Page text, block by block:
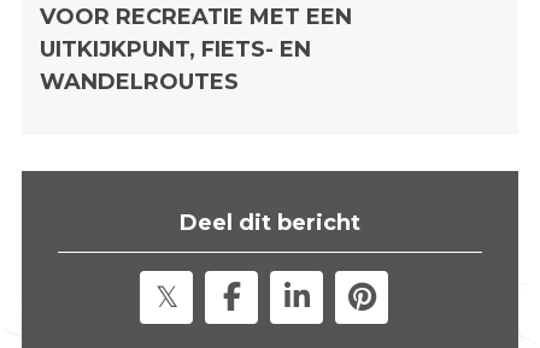
VOOR RECREATIE MET EEN
UITKIJKPUNT, FIETS- EN
WANDELROUTES
Deel dit bericht